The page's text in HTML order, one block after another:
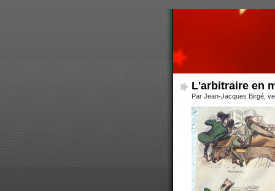
L'arbitraire en
Par Jean-Jacques Birgé,